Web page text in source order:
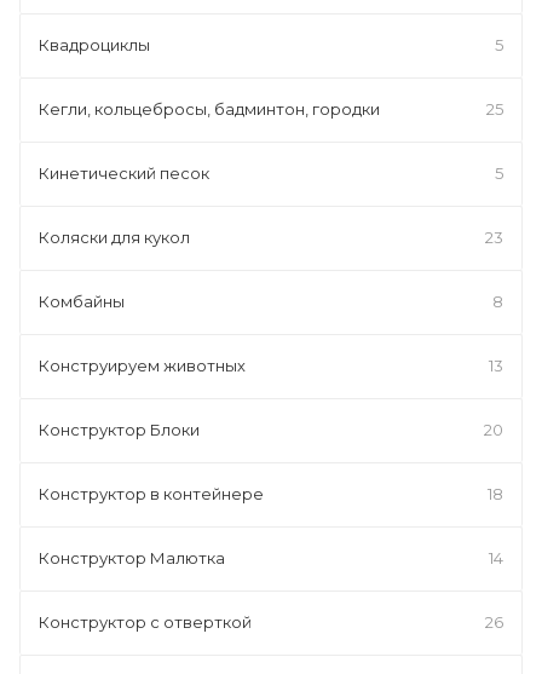
Квадроциклы 5
Кегли, кольцебросы, бадминтон, городки 25
Кинетический песок 5
Коляски для кукол 23
Комбайны 8
Конструируем животных 13
Конструктор Блоки 20
Конструктор в контейнере 18
Конструктор Малютка 14
Конструктор с отверткой 26